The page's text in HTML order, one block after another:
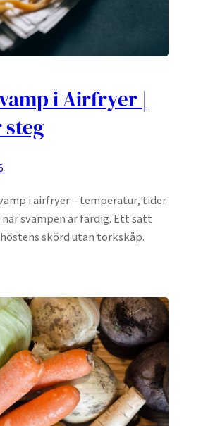
i Airfryer |
steg
i airfryer – temperatur, tider
när svampen är färdig. Ett sätt
skörd utan torkskåp.